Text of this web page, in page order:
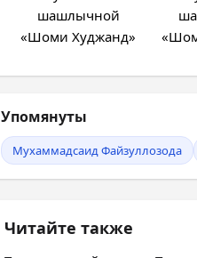
Упомянуты
Мухаммадсаид Файзуллозода
Читайте также